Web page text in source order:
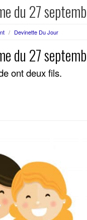
du 27
/ Devinette Du Jour
du 27
ont deux fils.